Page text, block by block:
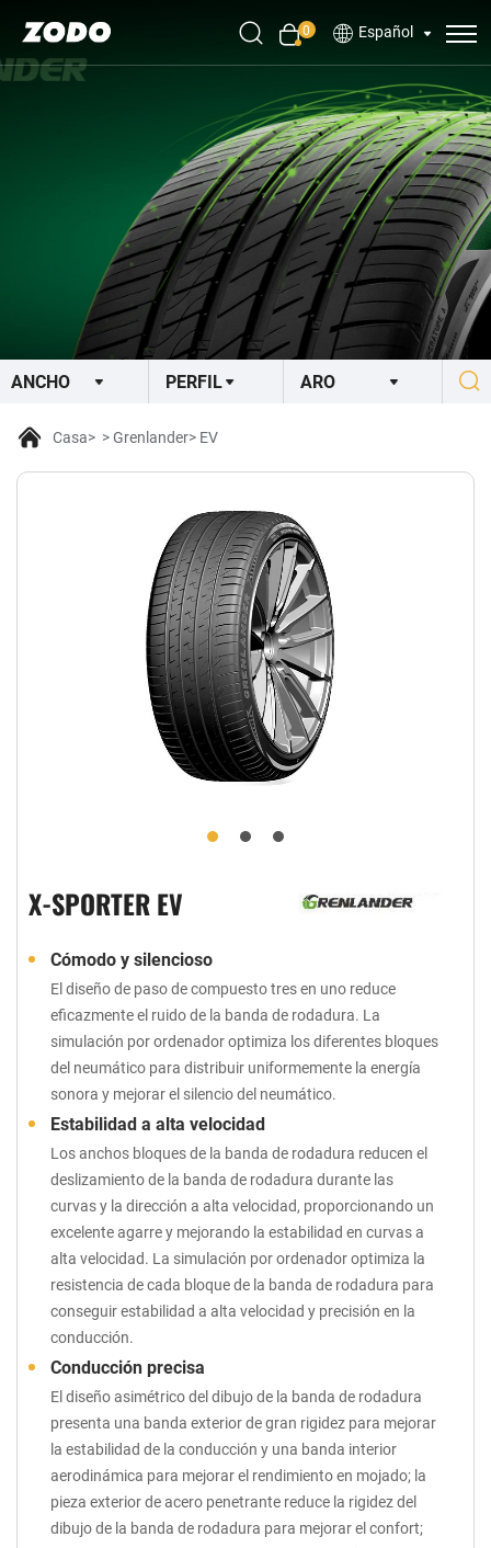
0 Español
Casa Grenlander EV
X-SPORTER EV
Cómodo y silencioso
El diseño de paso de compuesto tres en uno reduce
eficazmente el ruido de la banda de rodadura. La
simulación por ordenador optimiza los diferentes bloques
del neumático para distribuir uniformemente la energía
sonora y mejorar el silencio del neumático.
Estabilidad a alta velocidad
Los anchos bloques de la banda de rodadura reducen el
deslizamiento de la banda de rodadura durante las
curvas y la dirección a alta velocidad, proporcionando un
excelente agarre y mejorando la estabilidad en curvas a
alta velocidad. La simulación por ordenador optimiza la
resistencia de cada bloque de la banda de rodadura para
conseguir estabilidad a alta velocidad y precisión en la
conducción.
Conducción precisa
El diseño asimétrico del dibujo de la banda de rodadura
presenta una banda exterior de gran rigidez para mejorar
la estabilidad de la conducción y una banda interior
aerodinámica para mejorar el rendimiento en mojado; la
pieza exterior de acero penetrante reduce la rigidez del
dibujo de la banda de rodadura para mejorar el confort;